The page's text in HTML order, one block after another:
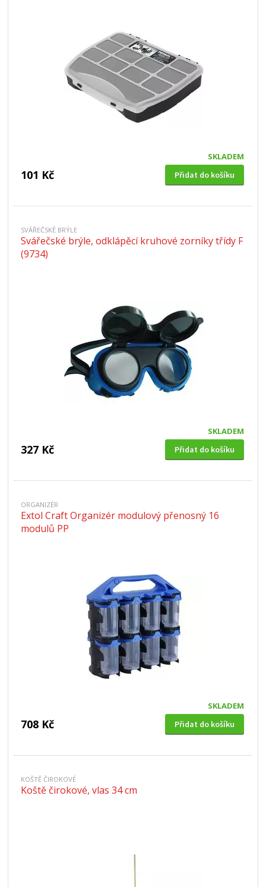
SKLADEM
101 Kč Přidat do košíku
SVÁŘEČSKÉ BRÝLE
Svářečské brýle, odklápěcí kruhové zorníky třídy F
(9734)
SKLADEM
327 Kč Přidat do košíku
ORGANIZÉR
Extol Craft Organizér modulový přenosný 16
modulů PP
SKLADEM
708 Kč Přidat do košíku
KOŠTĚ ČIROKOVÉ
Koště čirokové, vlas 34 cm